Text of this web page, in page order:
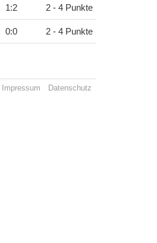
1:2 2 - 4 Punkte
0:0 2 - 4 Punkte
Impressum Datenschutz